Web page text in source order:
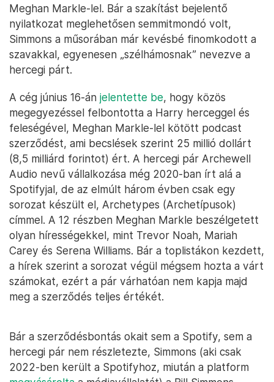
Meghan Markle-lel. Bár a szakítást bejelentő
nyilatkozat meglehetősen semmitmondó volt,
Simmons a műsorában már kevésbé finomkodott a
szavakkal, egyenesen „szélhámosnak” nevezve a
hercegi párt.
A cég június 16-án jelentette be, hogy közös
megegyezéssel felbontotta a Harry herceggel és
feleségével, Meghan Markle-lel kötött podcast
szerződést, ami becslések szerint 25 millió dollárt
(8,5 milliárd forintot) ért. A hercegi pár Archewell
Audio nevű vállalkozása még 2020-ban írt alá a
Spotifyjal, de az elmúlt három évben csak egy
sorozat készült el, Archetypes (Archetípusok)
címmel. A 12 részben Meghan Markle beszélgetett
olyan hírességekkel, mint Trevor Noah, Mariah
Carey és Serena Williams. Bár a toplistákon kezdett,
a hírek szerint a sorozat végül mégsem hozta a várt
számokat, ezért a pár várhatóan nem kapja majd
meg a szerződés teljes értékét.
Bár a szerződésbontás okait sem a Spotify, sem a
hercegi pár nem részletezte, Simmons (aki csak
2022-ben került a Spotifyhoz, miután a platform